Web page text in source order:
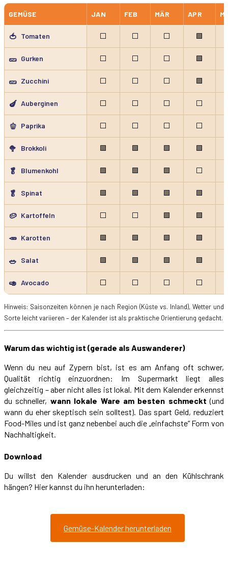
GEMÜSE JAN FEB MÄR APR
🍅 Tomaten ⬜ ⬜ ⬜ 🟩
🥒 Gurken ⬜ ⬜ ⬜ 🟩
🥒 Zucchini ⬜ ⬜ ⬜ 🟩
🍆 Auberginen ⬜ ⬜ ⬜ ⬜
🫑 Paprika ⬜ ⬜ ⬜ ⬜
🥦 Brokkoli 🟩 🟩 🟩 🟩
🥬 Blumenkohl 🟩 🟩 🟩 ⬜
🥬 Spinat 🟩 🟩 🟩 🟩
🥔 Kartoffeln ⬜ ⬜ 🟩 🟩
🥕 Karotten 🟩 🟩 🟩 🟩
🥗 Salat 🟩 🟩 🟩 🟩
🥑 Avocado ⬜ ⬜ ⬜ ⬜
Hinweis: Saisonzeiten können je nach Region (Küste vs. Inland), Wetter und
Sorte leicht variieren – der Kalender ist als praktische Orientierung gedacht.
Warum das wichtig ist (gerade als Auswanderer)
Wenn du neu auf Zypern bist, ist es am Anfang oft schwer,
Qualität richtig einzuordnen: Im Supermarkt liegt alles
gleichzeitig – aber nicht alles ist lokal. Mit dem Kalender erkennst
du schneller, wann lokale Ware am besten schmeckt (und
wann du eher skeptisch sein solltest). Das spart Geld, reduziert
Food-Miles und ist ganz nebenbei auch die „einfachste“ Form von
Nachhaltigkeit.
Download
Du willst den Kalender ausdrucken und an den Kühlschrank
hängen? Hier kannst du ihn herunterladen:
Gemüse-Kalender herunterladen